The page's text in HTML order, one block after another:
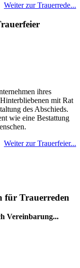
Weiter zur Trauerrede...
ihres
mit Rat
des Abschieds.
wie eine Bestattung
Weiter zur Trauerfeier...
für Trauerreden
Vereinbarung...